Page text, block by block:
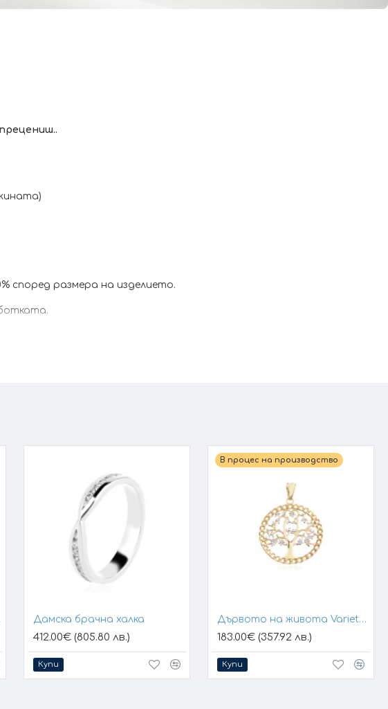
според размера на изделието.
Дамска брачна халка
412.00€ (805.80 лв.)
Купи
В процес на производство
Дървото на живота Variety 1
183.00€ (357.92 лв.)
Купи